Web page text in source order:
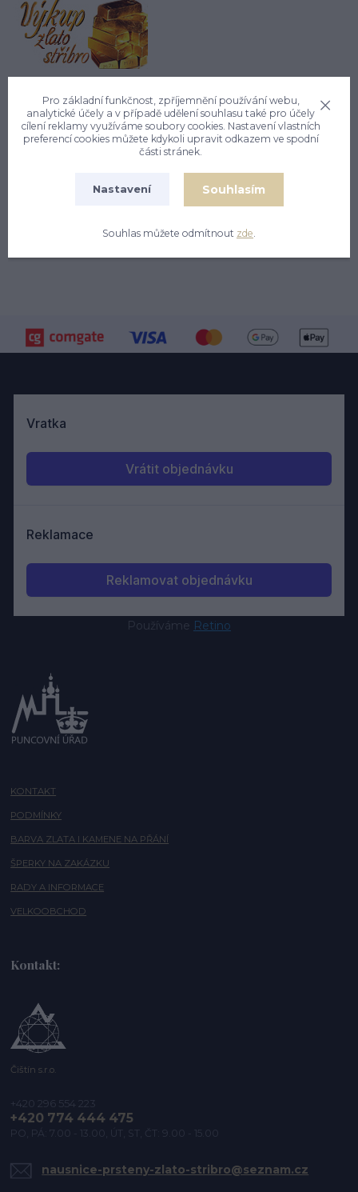
Používáme Retino
KONTAKT
PODMÍNKY
BARVA ZLATA I KAMENE NA PŘÁNÍ
ŠPERKY NA ZAKÁZKU
RADY A INFORMACE
VELKOOBCHOD
Kontakt:
Čištín s.r.o.
+420 296 554 223
+420 774 444 475
PO, PÁ: 7.00 - 13.00, ÚT, ST, ČT: 9.00 - 15.00
nausnice-prsteny-zlato-stribro@seznam.cz
Pro základní funkčnost, zpříjemnění používání webu,
analytické účely a v případě udělení souhlasu také pro účely
cílení reklamy využíváme soubory cookies. Nastavení vlastních
preferencí cookies můžete kdykoli upravit odkazem ve spodní
části stránek.
Nastavení Souhlasím
Souhlas můžete odmítnout zde.